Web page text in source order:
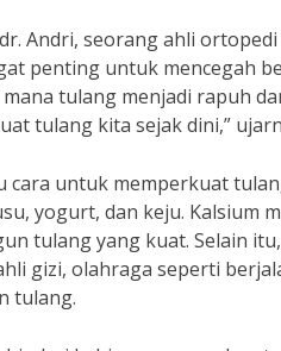
Andri, seorang ahli
penting untuk mencegah
tulang menjadi rapuh
tulang kita sejak dini,”
cara untuk memperkuat
yogurt, dan keju. Kalsium
tulang yang kuat. Selain
gizi, olahraga seperti
tulang.